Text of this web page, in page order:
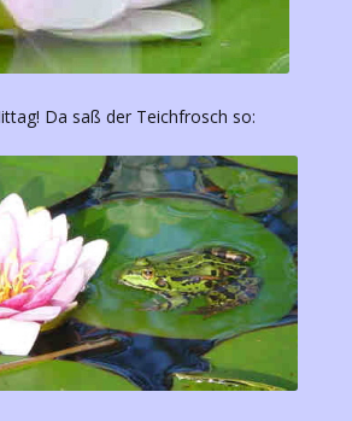
Da saß der Teichfrosch so: